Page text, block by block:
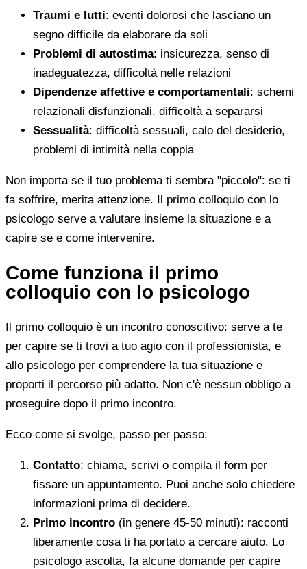
Traumi e lutti: eventi dolorosi che lasciano un
segno difficile da elaborare da soli
Problemi di autostima: insicurezza, senso di
inadeguatezza, difficoltà nelle relazioni
Dipendenze affettive e comportamentali: schemi
relazionali disfunzionali, difficoltà a separarsi
Sessualità: difficoltà sessuali, calo del desiderio,
problemi di intimità nella coppia
Non importa se il tuo problema ti sembra "piccolo": se ti
fa soffrire, merita attenzione. Il primo colloquio con lo
psicologo serve a valutare insieme la situazione e a
capire se e come intervenire.
Come funziona il primo
colloquio con lo psicologo
Il primo colloquio è un incontro conoscitivo: serve a te
per capire se ti trovi a tuo agio con il professionista, e
allo psicologo per comprendere la tua situazione e
proporti il percorso più adatto. Non c'è nessun obbligo a
proseguire dopo il primo incontro.
Ecco come si svolge, passo per passo:
Contatto: chiama, scrivi o compila il form per
fissare un appuntamento. Puoi anche solo chiedere
informazioni prima di decidere.
Primo incontro (in genere 45-50 minuti): racconti
liberamente cosa ti ha portato a cercare aiuto. Lo
psicologo ascolta, fa alcune domande per capire